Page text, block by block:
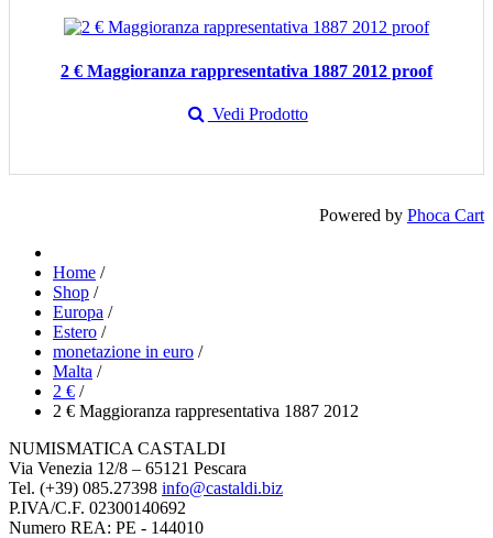
2 € Maggioranza rappresentativa 1887 2012 proof
Vedi Prodotto
Powered by Phoca Cart
Home /
Shop /
Europa /
Estero /
monetazione in euro /
Malta /
2 € /
2 € Maggioranza rappresentativa 1887 2012
NUMISMATICA CASTALDI
Via Venezia 12/8 – 65121 Pescara
Tel. (+39) 085.27398 info@castaldi.biz
P.IVA/C.F. 02300140692
Numero REA: PE - 144010